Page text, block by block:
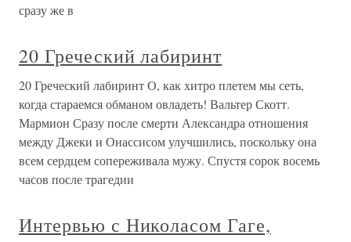
сразу же в
20 Греческий лабиринт
20 Греческий лабиринт О, как хитро плетем мы сеть,
когда стараемся обманом овладеть! Вальтер Скотт.
Мармион Сразу после смерти Александра отношения
между Джеки и Онассисом улучшились, поскольку она
всем сердцем сопереживала мужу. Спустя сорок восемь
часов после трагедии
Интервью с Николасом Гаге,